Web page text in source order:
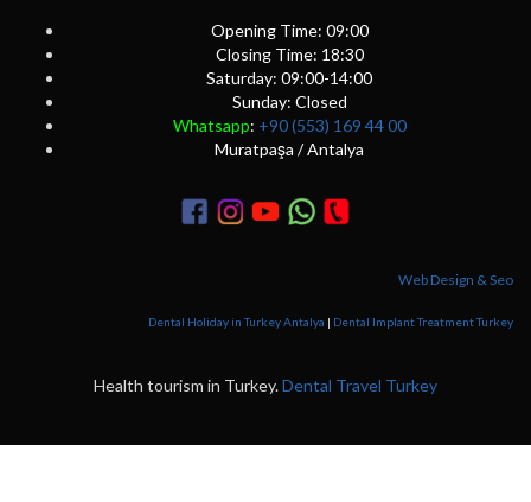
Opening Time: 09:00
Closing Time: 18:30
Saturday: 09:00-14:00
Sunday: Closed
Whatsapp: +90 (553) 169 44 00
Muratpaşa / Antalya
Web Design & Seo
Dental Holiday in Turkey Antalya | Dental Implant Treatment Turkey
Health tourism in Turkey.Dental Travel Turkey